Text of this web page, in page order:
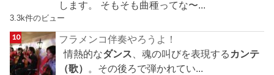
します。 そもそも曲種ってな〜...
3.3k件のビュー
フラメンコ伴奏やろうよ！
情熱的なダンス 、魂の叫びを表現する カンテ
（歌） 。その後ろで弾かれてい...